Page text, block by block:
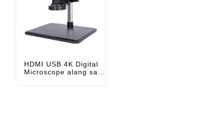
HDMI USB 4K Digital
Microscope alang sa